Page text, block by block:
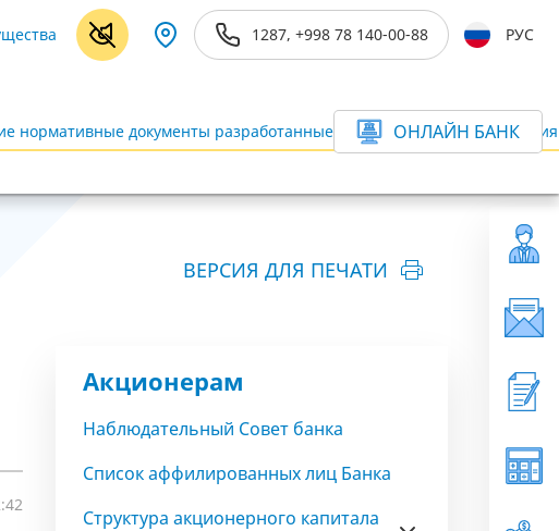
1287, +998 78 140-00-88 РУС
нормативные документы разработанные в соответствии с
ОНЛАЙН БАНК
ВЕРСИЯ ДЛЯ ПЕЧАТИ
Акционерам
Наблюдательный Совет банка
Список аффилированных лиц Банка
Структура акционерного капитала